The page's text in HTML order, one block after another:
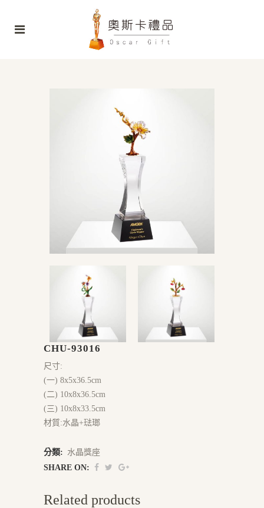
CHU-93016
尺寸:
(一) 8x5x36.5cm
(二) 10x8x36.5cm
(三) 10x8x33.5cm
材質:水晶+琺瑯
分類: 水晶獎座
SHARE ON:
Related products